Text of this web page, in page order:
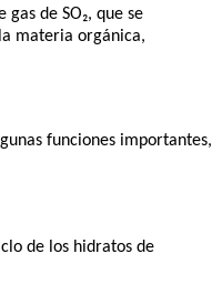
de SO₂, que se
materia orgánica,
funciones importantes,
de los hidratos de